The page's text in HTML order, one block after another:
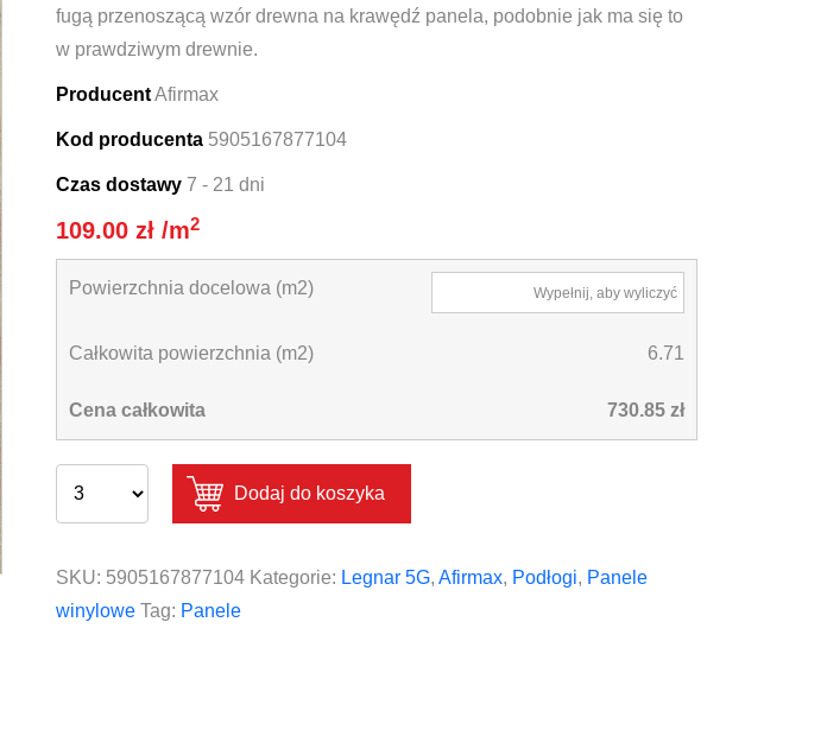
fugą przenoszącą wzór drewna na krawędź panela, podobnie jak ma się to
w prawdziwym drewnie.
Producent Afirmax
Kod producenta 5905167877104
Czas dostawy 7 - 21 dni
109.00 zł/m2
Powierzchnia docelowa (m2) Wypełnij, aby wyliczyć
Całkowita powierzchnia (m2) 6.71
Cena całkowita 730.85 zł
Dodaj do koszyka
SKU: 5905167877104 Kategorie: Legnar 5G, Afirmax, Podłogi, Panele
winylowe Tag: Panele